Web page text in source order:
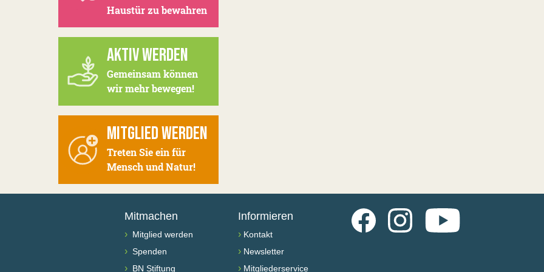
Haustür zu bewahren
AKTIV WERDEN
Gemeinsam können
wir mehr bewegen!
MITGLIED WERDEN
Treten Sie ein für
Mensch und Natur!
Mitmachen
› Mitglied werden
› Spenden
› BN Stiftung
Informieren
› Kontakt
› Newsletter
› Mitgliederservice
FacebookInstagramYouTube